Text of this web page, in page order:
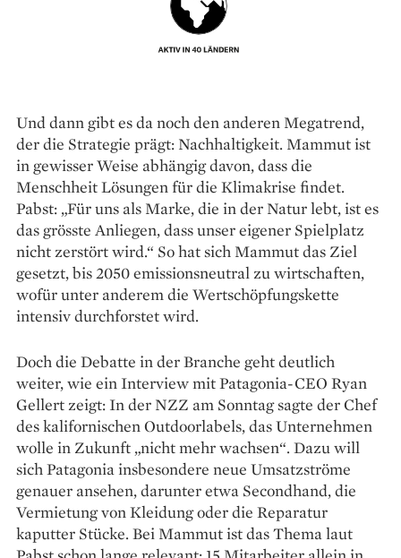
Und dann gibt es da noch den anderen Megatrend,
der die Strategie prägt: Nachhaltigkeit. Mammut ist
in gewisser Weise abhängig davon, dass die
Menschheit Lösungen für die Klimakrise findet.
Pabst: „Für uns als Marke, die in der Natur lebt, ist es
das grösste Anliegen, dass unser eigener Spielplatz
nicht zerstört wird.“ So hat sich Mammut das Ziel
gesetzt, bis 2050 emissionsneutral zu wirtschaften,
wofür unter anderem die Wertschöpfungskette
intensiv durchforstet wird.
Doch die Debatte in der Branche geht deutlich
weiter, wie ein Interview mit Patagonia-CEO Ryan
Gellert zeigt: In der NZZ am Sonntag sagte der Chef
des kalifornischen Outdoorlabels, das Unternehmen
wolle in Zukunft „nicht mehr wachsen“. Dazu will
sich Patagonia insbesondere neue Umsatzströme
genauer ansehen, darunter etwa Secondhand, die
Vermietung von Kleidung oder die Reparatur
kaputter Stücke. Bei Mammut ist das Thema laut